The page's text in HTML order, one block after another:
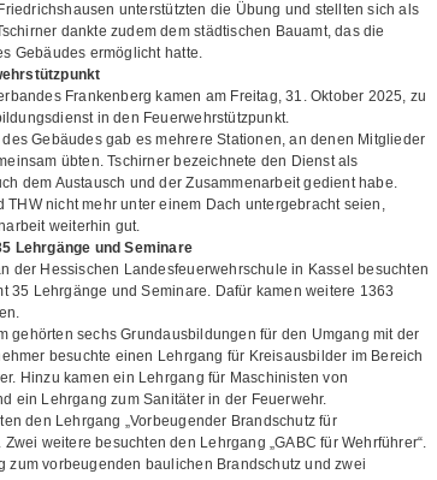
unterstützten die Übung und stellten sich als
dankte zudem dem städtischen Bauamt, das die
Gebäudes ermöglicht hatte.
Frankenberg kamen am Freitag, 31. Oktober 2025, zu
in den Feuerwehrstützpunkt.
Gebäudes gab es mehrere Stationen, an denen Mitglieder
übten. Tschirner bezeichnete den Dienst als
dem Austausch und der Zusammenarbeit gedient habe.
THW nicht mehr unter einem Dach untergebracht seien,
weiterhin gut.
Lehrgänge und Seminare
der Hessischen Landesfeuerwehrschule in Kassel besuchten
35 Lehrgänge und Seminare. Dafür kamen weitere 1363
gehörten sechs Grundausbildungen für den Umgang mit der
besuchte einen Lehrgang für Kreisausbilder im Bereich
Hinzu kamen ein Lehrgang für Maschinisten von
ein Lehrgang zum Sanitäter in der Feuerwehr.
den Lehrgang „Vorbeugender Brandschutz für
Zwei weitere besuchten den Lehrgang „GABC für Wehrführer“.
zum vorbeugenden baulichen Brandschutz und zwei